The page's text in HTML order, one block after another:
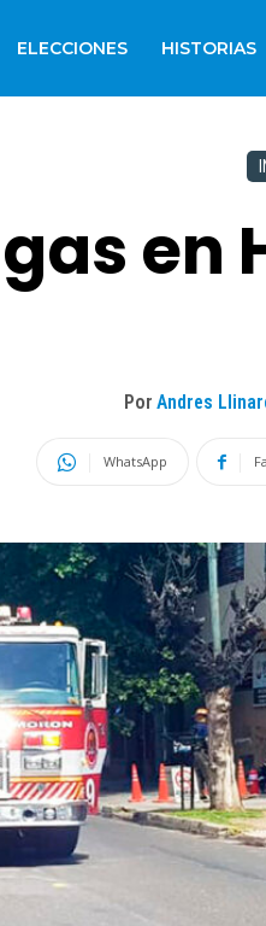
ELECCIONES HISTORIAS
en
Por Andres
WhatsApp